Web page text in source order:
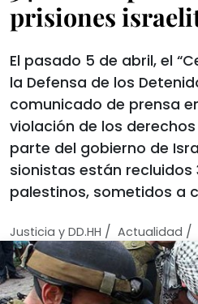
prisiones
El pasado 5 de abril, el
la Defensa de los
comunicado de prensa
violación de los
parte del gobierno de
sionistas están recluidos
palestinos, sometidos a
Justicia y DD.HH / Actualidad /